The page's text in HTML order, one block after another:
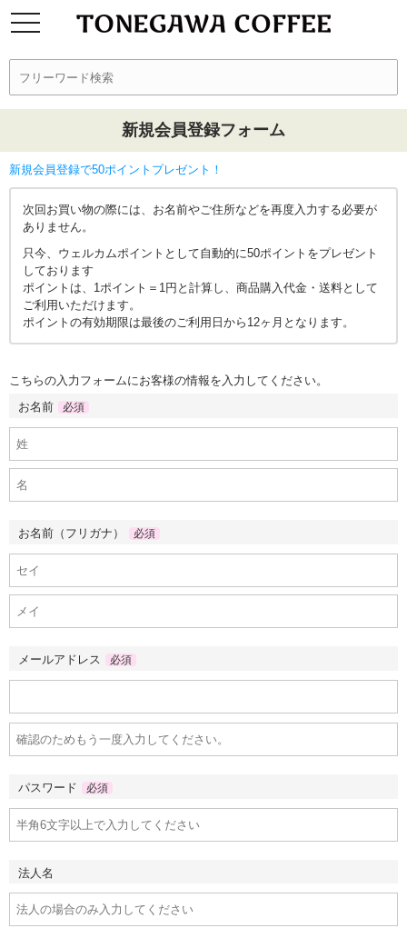
新規会員登録フォーム
新規会員登録で50ポイントプレゼント！
次回お買い物の際には、お名前やご住所などを再度入力する必要が
ありません。
只今、ウェルカムポイントとして自動的に50ポイントをプレゼント
しております
ポイントは、1ポイント＝1円と計算し、商品購入代金・送料として
ご利用いただけます。
ポイントの有効期限は最後のご利用日から12ヶ月となります。
こちらの入力フォームにお客様の情報を入力してください。
お名前
必須
お名前（フリガナ） 必須
メールアドレス 必須
パスワード 必須
法人名